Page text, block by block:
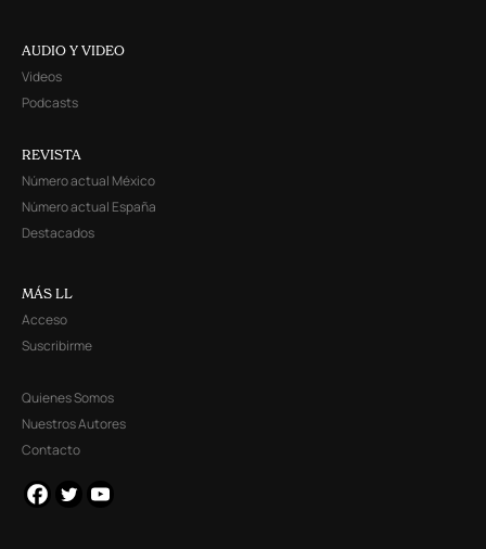
AUDIO Y VIDEO
Videos
Podcasts
REVISTA
Número actual México
Número actual España
Destacados
MÁS LL
Acceso
Suscribirme
Quienes Somos
Nuestros Autores
Contacto